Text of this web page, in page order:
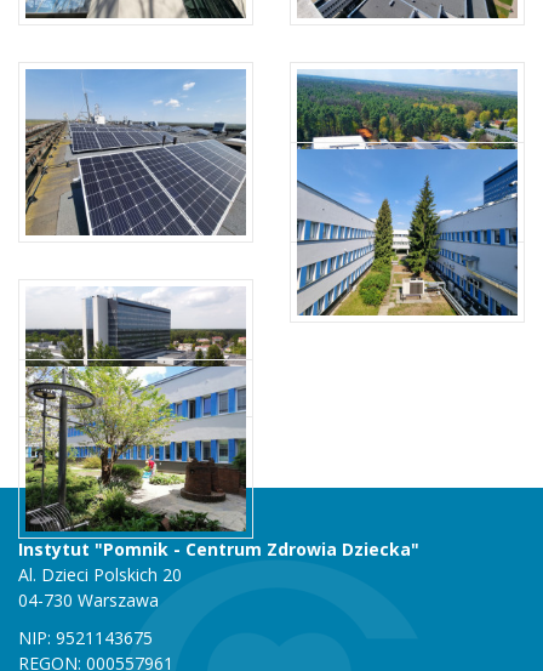
Instytut "Pomnik - Centrum Zdrowia Dziecka"
Al. Dzieci Polskich 20
04-730 Warszawa
NIP: 9521143675
REGON: 000557961